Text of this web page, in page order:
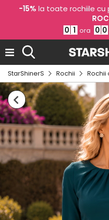
-15% la toate rochiile cu
0 1 ora 0 0
StarShinerS Rochii Rochii